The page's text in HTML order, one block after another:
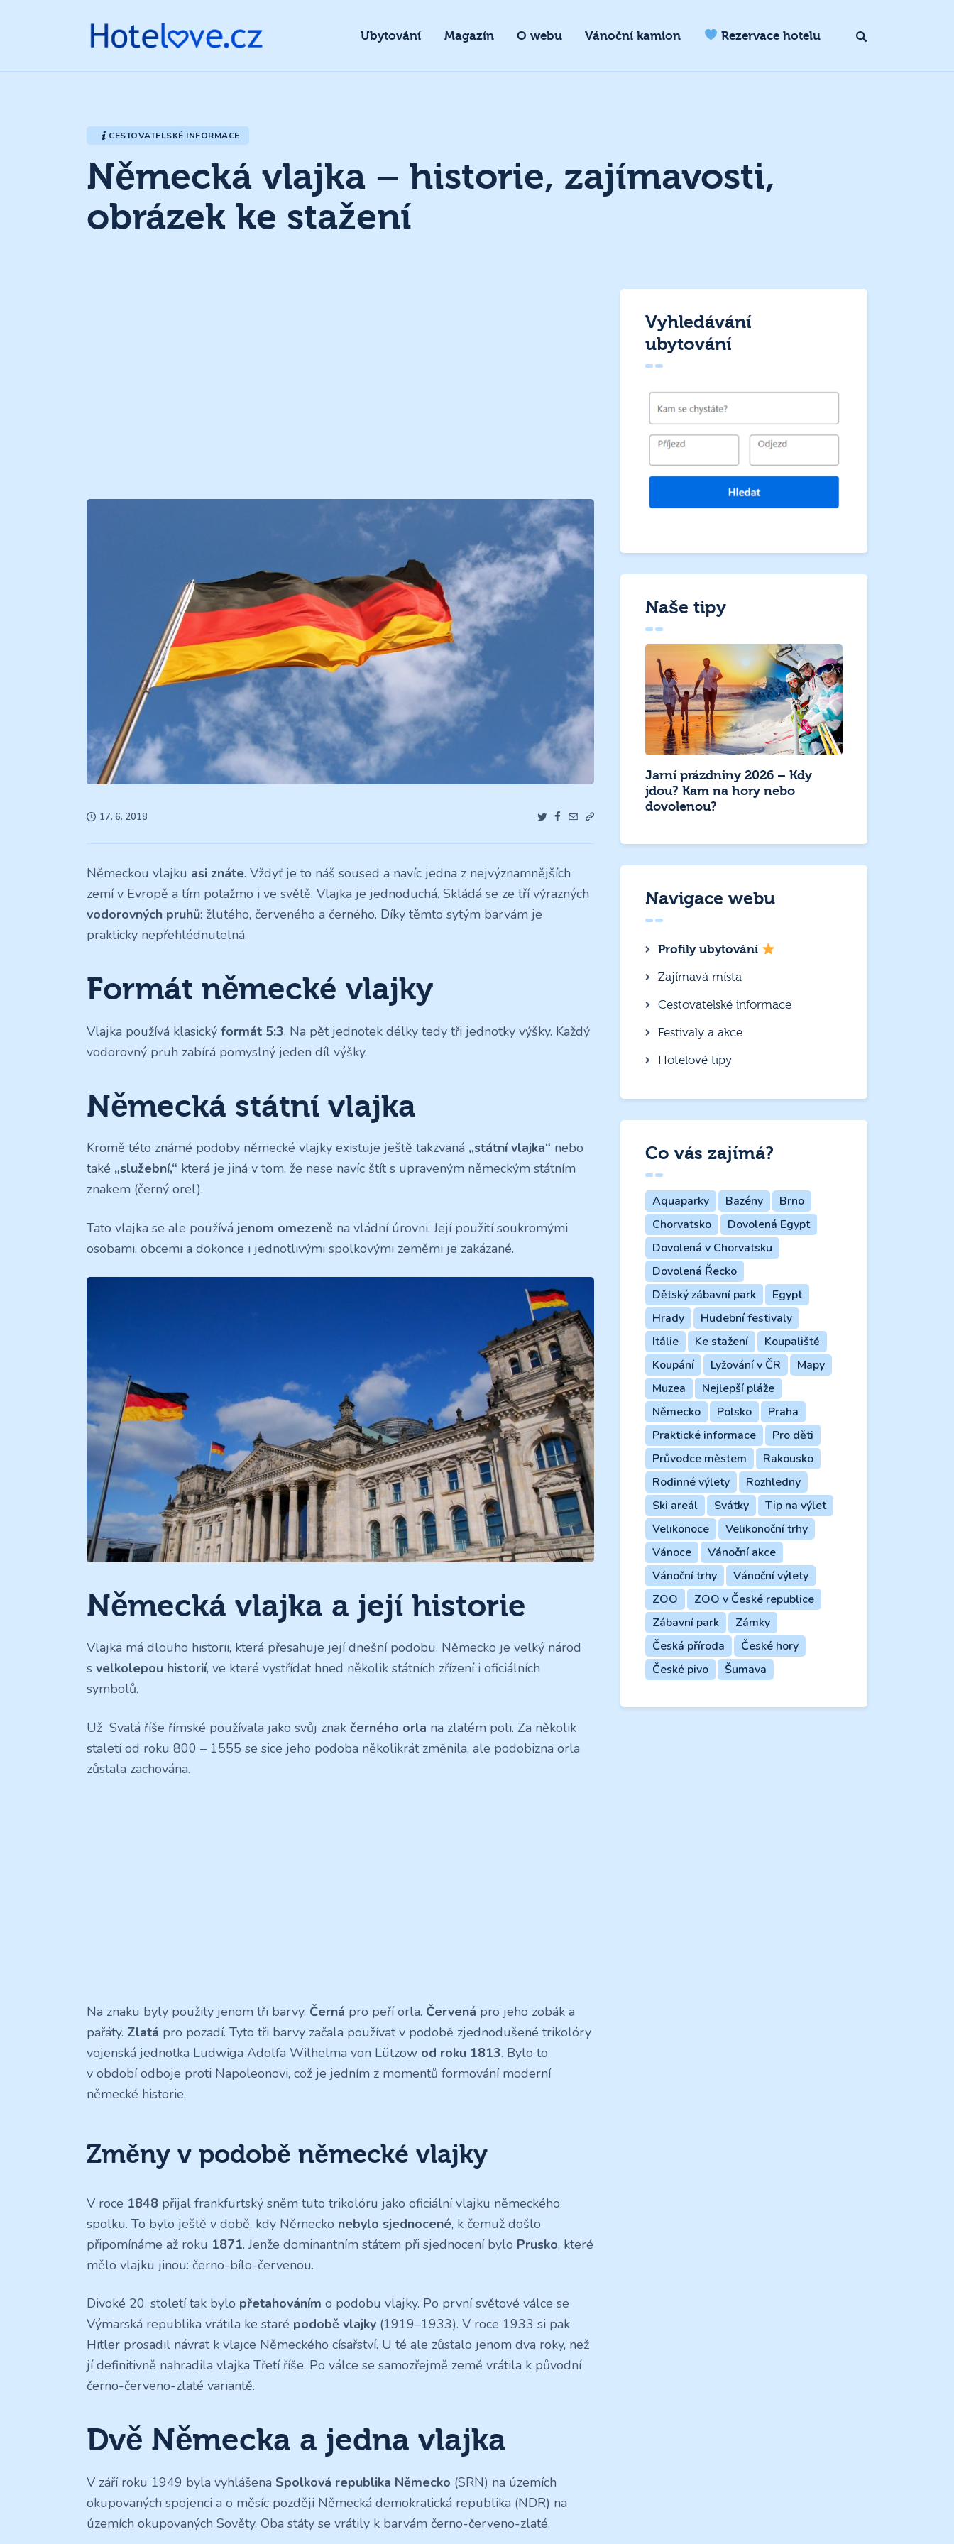
Ubytování Magazín O webu Vánoční kamion Rezervace hotelu
CESTOVATELSKÉ INFORMACE
Německá vlajka – historie, zajímavosti,
obrázek ke stažení
17. 6. 2018
Německou vlajku asi znáte. Vždyť je to náš soused a navíc jedna z nejvýznamnějších
zemí v Evropě a tím potažmo i ve světě. Vlajka je jednoduchá. Skládá se ze tří výrazných
vodorovných pruhů: žlutého, červeného a černého. Díky těmto sytým barvám je
prakticky nepřehlédnutelná.
Formát německé vlajky
Vlajka používá klasický formát 5:3. Na pět jednotek délky tedy tři jednotky výšky. Každý
vodorovný pruh zabírá pomyslný jeden díl výšky.
Německá státní vlajka
Kromě této známé podoby německé vlajky existuje ještě takzvaná „státní vlajka“ nebo
také „služební,“ která je jiná v tom, že nese navíc štít s upraveným německým státním
znakem (černý orel).
Tato vlajka se ale používá jenom omezeně na vládní úrovni. Její použití soukromými
osobami, obcemi a dokonce i jednotlivými spolkovými zeměmi je zakázané.
Německá vlajka a její historie
Vlajka má dlouho historii, která přesahuje její dnešní podobu. Německo je velký národ
s velkolepou historií, ve které vystřídat hned několik státních zřízení i oficiálních
symbolů.
Už Svatá říše římské používala jako svůj znak černého orla na zlatém poli. Za několik
staletí od roku 800 – 1555 se sice jeho podoba několikrát změnila, ale podobizna orla
zůstala zachována.
Na znaku byly použity jenom tři barvy. Černá pro peří orla. Červená pro jeho zobák a
pařáty. Zlatá pro pozadí. Tyto tři barvy začala používat v podobě zjednodušené trikolóry
vojenská jednotka Ludwiga Adolfa Wilhelma von Lützow od roku 1813. Bylo to
v období odboje proti Napoleonovi, což je jedním z momentů formování moderní
německé historie.
Změny v podobě německé vlajky
V roce 1848 přijal frankfurtský sněm tuto trikolóru jako oficiální vlajku německého
spolku. To bylo ještě v době, kdy Německo nebylo sjednocené, k čemuž došlo
připomínáme až roku 1871. Jenže dominantním státem při sjednocení bylo Prusko, které
mělo vlajku jinou: černo-bílo-červenou.
Divoké 20. století tak bylo přetahováním o podobu vlajky. Po první světové válce se
Výmarská republika vrátila ke staré podobě vlajky (1919–1933). V roce 1933 si pak
Hitler prosadil návrat k vlajce Německého císařství. U té ale zůstalo jenom dva roky, než
jí definitivně nahradila vlajka Třetí říše. Po válce se samozřejmě země vrátila k původní
černo-červeno-zlaté variantě.
Dvě Německa a jedna vlajka
V září roku 1949 byla vyhlášena Spolková republika Německo (SRN) na územích
okupovaných spojenci a o měsíc později Německá demokratická republika (NDR) na
územích okupovaných Sověty. Oba státy se vrátily k barvám černo-červeno-zlaté.
Vyhledávání
ubytování
Naše tipy
Jarní prázdniny 2026 – Kdy
jdou? Kam na hory nebo
dovolenou?
Navigace webu
Profily ubytování
Zajímavá místa
Cestovatelské informace
Festivaly a akce
Hotelové tipy
Co vás zajímá?
Aquaparky Bazény
Brno
Chorvatsko
Dovolená Egypt
Dovolená v Chorvatsku
Dovolená Řecko
Dětský zábavní park
Egypt
Hrady
Hudební festivaly
Itálie
Ke stažení
Koupaliště
Koupání
Lyžování v ČR
Mapy
Muzea
Nejlepší pláže
Německo
Polsko
Praha
Praktické informace
Pro děti
Průvodce městem
Rakousko
Rodinné výlety
Rozhledny
Ski areál
Svátky
Tip na výlet
Velikonoce
Velikonoční trhy
Vánoce
Vánoční akce
Vánoční trhy
Vánoční výlety
ZOO
ZOO v České republice
Zábavní park
Zámky
Česká příroda
České hory
České pivo
Šumava